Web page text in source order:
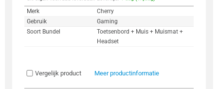
Merk
Cherry
Gebruik
Gaming
Soort Bundel
Toetsenbord + Muis + Muismat +
Headset
Vergelijk product Meer productinformatie